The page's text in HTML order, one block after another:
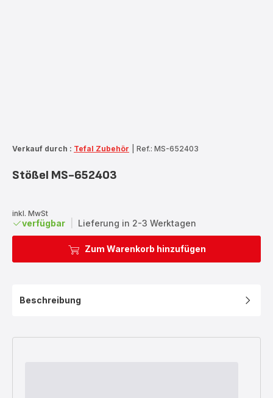
Verkauf durch : Tefal Zubehör Ref.: MS-652403
Stößel MS-652403
inkl. MwSt
verfügbar Lieferung in 2-3 Werktagen
Zum Warenkorb hinzufügen
Beschreibung